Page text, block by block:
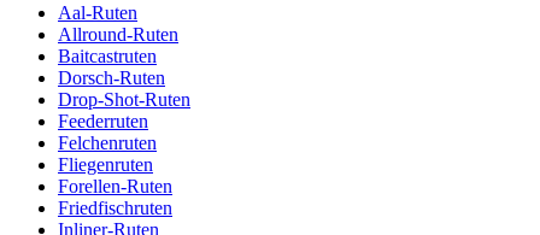
Aal-Ruten
Allround-Ruten
Baitcastruten
Dorsch-Ruten
Drop-Shot-Ruten
Feederruten
Felchenruten
Fliegenruten
Forellen-Ruten
Friedfischruten
Inliner-Ruten